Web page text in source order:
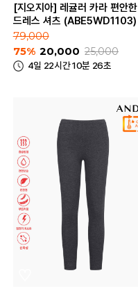
[지오지아] 레귤러 카라 편안한
드레스 셔츠 (ABE5WD1103)
79,000
75% 20,000 25,000
4일 22시간 10분 26초